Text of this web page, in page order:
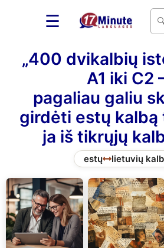
☰
„400 dvikalbių
A1 iki C2
pagaliau galiu
girdėti estų kalbą
ja iš tikrųjų
estų lietuvių